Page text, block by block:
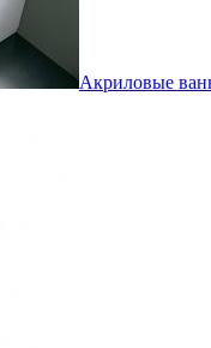
Акриловые